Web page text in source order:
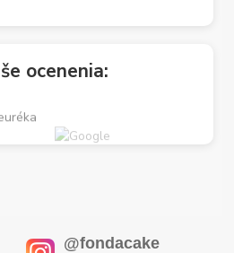
ocenenia:
@fondacake